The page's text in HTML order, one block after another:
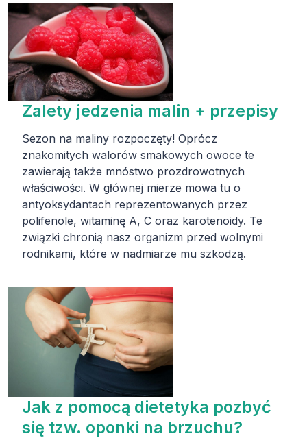
Zalety jedzenia malin + przepisy
Sezon na maliny rozpoczęty! Oprócz
znakomitych walorów smakowych owoce te
zawierają także mnóstwo prozdrowotnych
właściwości. W głównej mierze mowa tu o
antyoksydantach reprezentowanych przez
polifenole, witaminę A, C oraz karotenoidy. Te
związki chronią nasz organizm przed wolnymi
rodnikami, które w nadmiarze mu szkodzą.
Jak z pomocą dietetyka pozbyć
się tzw. oponki na brzuchu?